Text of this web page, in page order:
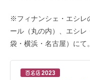
※フィナンシェ・エシレ
ール（丸の内）、エシ
袋・横浜・名古屋）にて。